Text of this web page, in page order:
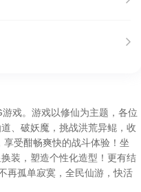
戏。游戏以修仙为主题，各位
、破妖魔，挑战洪荒异鲲，收
受酣畅爽快的战斗体验！坐
装，塑造个性化造型！更有结
再孤单寂寞，全民仙游，快活